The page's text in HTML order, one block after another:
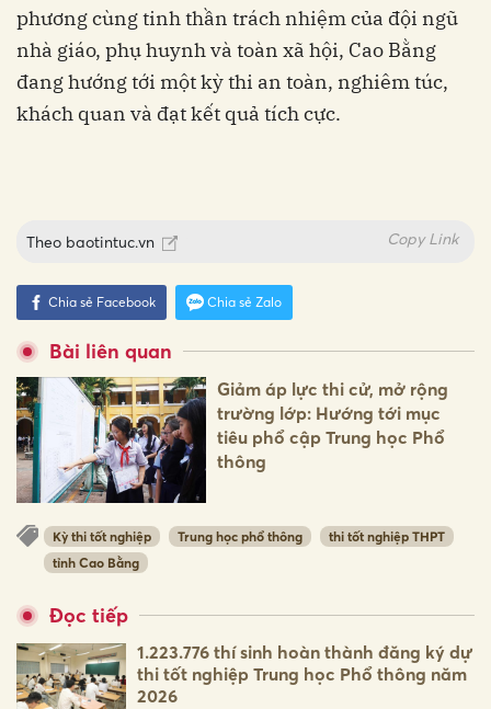
phương cùng tinh thần trách nhiệm của đội ngũ
nhà giáo, phụ huynh và toàn xã hội, Cao Bằng
đang hướng tới một kỳ thi an toàn, nghiêm túc,
khách quan và đạt kết quả tích cực.
Theo baotintuc.vn Copy Link
Chia sẻ Facebook Chia sẻ Zalo
Bài liên quan
Giảm áp lực thi cử, mở rộng
trường lớp: Hướng tới mục
tiêu phổ cập Trung học Phổ
thông
Kỳ thi tốt nghiệp Trung học phổ thông
thi tốt nghiệp THPT
tỉnh Cao Bằng
Đọc tiếp
1.223.776 thí sinh hoàn thành đăng ký dự
thi tốt nghiệp Trung học Phổ thông năm
2026